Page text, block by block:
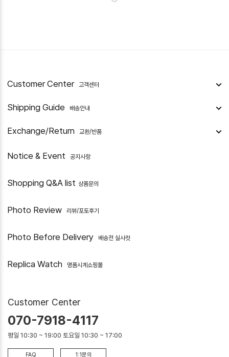
Customer Center 고객센터
Shipping Guide 배송안내
Exchange/Return 교환/반품
Notice & Event 공지사항
Shopping Q&A list 상품문의
Photo Review 리뷰/포토후기
Photo Before Delivery 배송전 실사컷
Replica Watch 명품시계쇼핑몰
Customer Center
070-7918-4117
평일 10:30 ~ 19:00 토요일 10:30 ~ 17:00
FAQ 1:1문의